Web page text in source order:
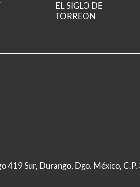
EL SIGLO DE
TORREON
419 Sur, Durango, Dgo. México,